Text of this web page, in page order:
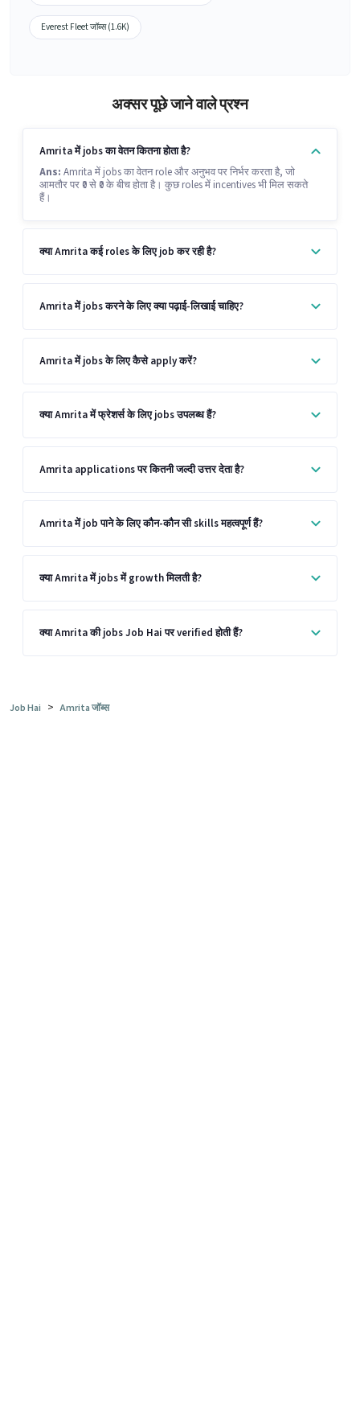
Everest Fleet जॉब्स (1.6K)
अक्सर पूछे जाने वाले प्रश्न
Amrita में jobs का वेतन कितना होता है?
Ans: Amrita में jobs का वेतन role और अनुभव पर निर्भर करता है, जो
आमतौर पर ₹0 से ₹0 के बीच होता है। कुछ roles में incentives भी मिल सकते
हैं।
क्या Amrita कई roles के लिए job कर रही है?
Amrita में jobs करने के लिए क्या पढ़ाई-लिखाई चाहिए?
Amrita में jobs के लिए कैसे apply करें?
क्या Amrita में फ्रेशर्स के लिए jobs उपलब्ध हैं?
Amrita applications पर कितनी जल्दी उत्तर देता है?
Amrita में job पाने के लिए कौन-कौन सी skills महत्वपूर्ण हैं?
क्या Amrita में jobs में growth मिलती है?
क्या Amrita की jobs Job Hai पर verified होती हैं?
Job Hai > Amrita जॉब्स